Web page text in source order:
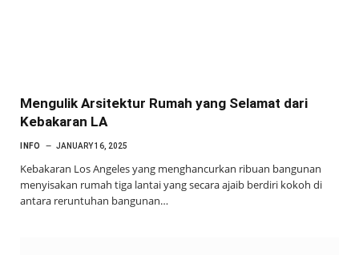
Mengulik Arsitektur Rumah yang Selamat dari
Kebakaran LA
INFO JANUARY 16, 2025
Kebakaran Los Angeles yang menghancurkan ribuan bangunan
menyisakan rumah tiga lantai yang secara ajaib berdiri kokoh di
antara reruntuhan bangunan…